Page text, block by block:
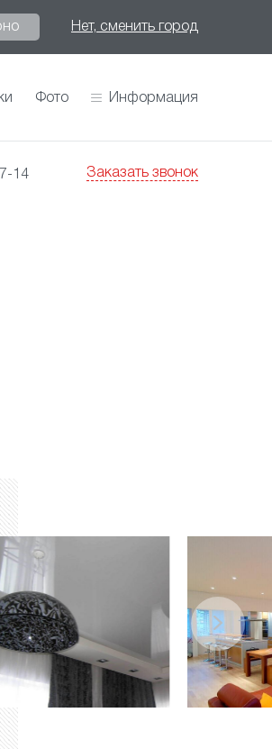
Нет, сменить город
Фото Информация
14 Заказать звонок